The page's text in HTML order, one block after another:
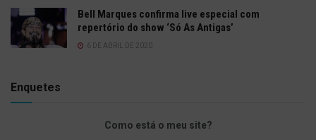
Bell Marques confirma live especial com
repertório do show ‘Só As Antigas’
6 DE ABRIL DE 2020
Enquetes
Como está o meu site?